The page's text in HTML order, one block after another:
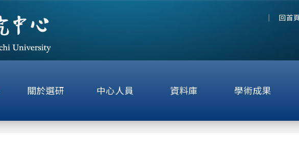
回首
關於選研 中心人員 資料庫 學術成果